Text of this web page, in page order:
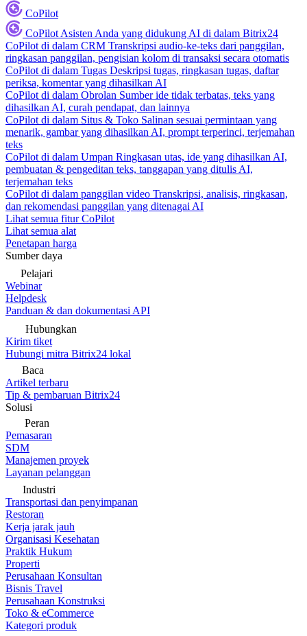
CoPilot
CoPilot Asisten Anda yang didukung AI di dalam Bitrix24
CoPilot di dalam CRM Transkripsi audio-ke-teks dari panggilan,
ringkasan panggilan, pengisian kolom di transaksi secara otomatis
CoPilot di dalam Tugas Deskripsi tugas, ringkasan tugas, daftar
periksa, komentar yang dihasilkan AI
CoPilot di dalam Obrolan Sumber ide tidak terbatas, teks yang
dihasilkan AI, curah pendapat, dan lainnya
CoPilot di dalam Situs & Toko Salinan sesuai permintaan yang
menarik, gambar yang dihasilkan AI, prompt terperinci, terjemahan
teks
CoPilot di dalam Umpan Ringkasan utas, ide yang dihasilkan AI,
pembuatan & pengeditan teks, tanggapan yang ditulis AI,
terjemahan teks
CoPilot di dalam panggilan video Transkripsi, analisis, ringkasan,
dan rekomendasi panggilan yang ditenagai AI
Lihat semua fitur CoPilot
Lihat semua alat
Penetapan harga
Sumber daya
Pelajari
Webinar
Helpdesk
Panduan & dan dokumentasi API
Hubungkan
Kirim tiket
Hubungi mitra Bitrix24 lokal
Baca
Artikel terbaru
Tip & pembaruan Bitrix24
Solusi
Peran
Pemasaran
SDM
Manajemen proyek
Layanan pelanggan
Industri
Transportasi dan penyimpanan
Restoran
Kerja jarak jauh
Organisasi Kesehatan
Praktik Hukum
Properti
Perusahaan Konsultan
Bisnis Travel
Perusahaan Konstruksi
Toko & eCommerce
Kategori produk